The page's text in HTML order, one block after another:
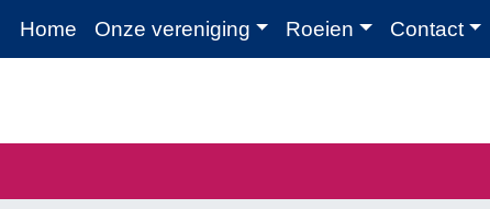
Home Onze vereniging Roeien Contact